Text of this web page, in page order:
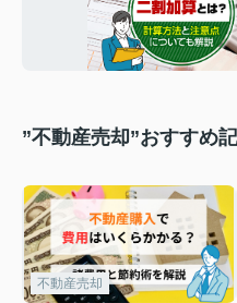
”不動産売却”おすすめ
不動産売却